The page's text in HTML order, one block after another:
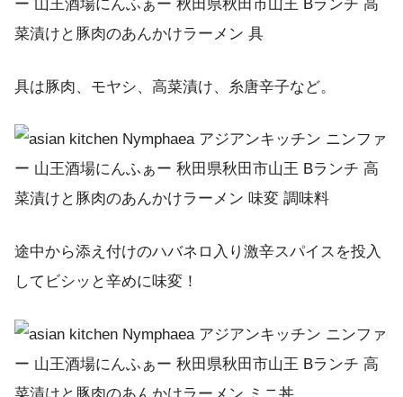
具は豚肉、モヤシ、高菜漬け、糸唐辛子など。
途中から添え付けのハバネロ入り激辛スパイスを投入
してビシッと辛めに味変！